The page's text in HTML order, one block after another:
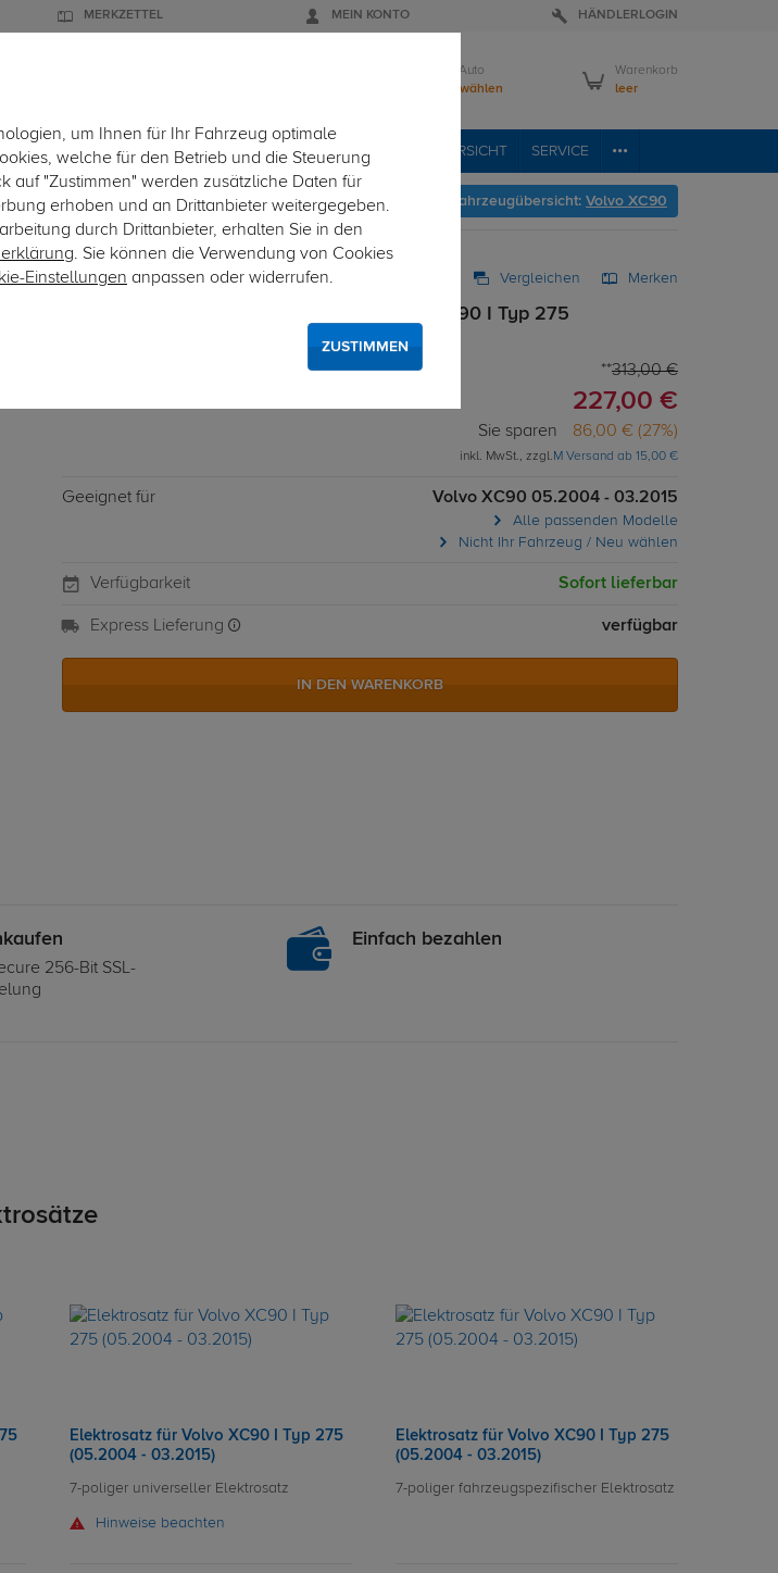
MERKZETTEL MEIN KONTO HÄNDLERLOGIN
Mein Auto
Bitte wählen
Warenkorb
leer
ZUBEHÖR EINBAUSERVICE FAHRZEUGÜBERSICHT SERVICE
Hier geht's zur Fahrzeugübersicht: Volvo XC90
Art.-Nr. sVO109-2 Vergleichen Merken
TowCar Anhängerkupplung starr für Volvo XC90 I Typ 275
313,00 €
227,00 €
Sie sparen 86,00 € (27%)
inkl. MwSt., zzgl.M Versand ab 15,00 €
Geeignet für Volvo XC90 05.2004 - 03.2015
Alle passenden Modelle
Nicht Ihr Fahrzeug / Neu wählen
Verfügbarkeit Sofort lieferbar
Express Lieferung verfügbar
IN DEN WARENKORB
256-Bit SSL-
Einfach bezahlen
Elektrosatz für Volvo XC90 I Typ 275
(05.2004 - 03.2015)
7-poliger universeller Elektrosatz
Hinweise beachten
Elektrosatz für Volvo XC90 I Typ 275
(05.2004 - 03.2015)
7-poliger fahrzeugspezifischer Elektrosatz
um Ihnen für Ihr Fahrzeug optimale
welche für den Betrieb und die Steuerung
auf "Zustimmen" werden zusätzliche Daten für
erhoben und an Drittanbieter weitergegeben.
durch Drittanbieter, erhalten Sie in den
. Sie können die Verwendung von Cookies
Einstellungen anpassen oder widerrufen.
ZUSTIMMEN